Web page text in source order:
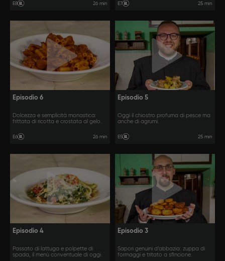
E8 26 min E7 25 min
Episodio 6
Dolcezza e semplicità monastica:
frittata di ricotta e crostata al gelo.
E6 26 min
Episodio 5
Oggi il chiostro profuma di pesce ma
anche di agrumi.
E5 25 min
Episodio 4
Passato di lattuga e polpette di
spada, il menù conventuale di oggi.
Episodio 3
Sapori genuini d’abbazia: zuppa di
formaggi e tritato a sfincione.